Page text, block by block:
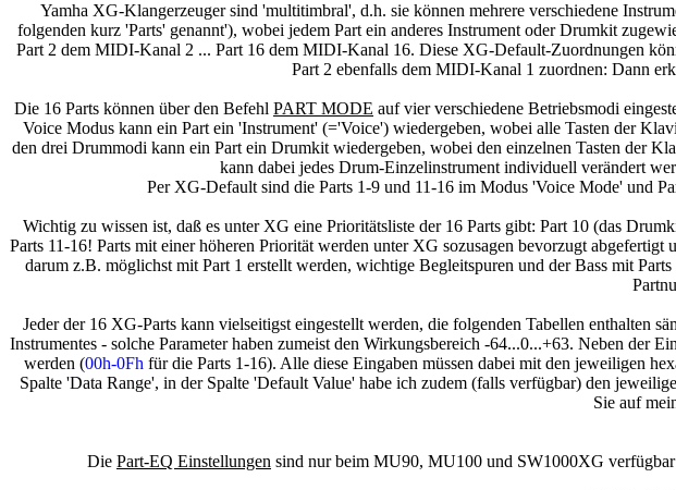
Yamha XG-Klangerzeuger sind 'multitimbral', d.h. sie können mehrere verschiedene
folgenden kurz 'Parts' genannt'), wobei jedem Part ein anderes Instrument oder Drumkit
Part 2 dem MIDI-Kanal 2 ... Part 16 dem MIDI-Kanal 16. Diese XG-Default-Zuordnungen
Part 2 ebenfalls dem MIDI-Kanal 1 zuordnen: Dann
Die 16 Parts können über den Befehl PART MODE auf vier verschiedene Betriebsmodi
Voice Modus kann ein Part ein 'Instrument' (='Voice') wiedergeben, wobei alle Tasten der
den drei Drummodi kann ein Part ein Drumkit wiedergeben, wobei den einzelnen Tasten der
kann dabei jedes Drum-Einzelinstrument individuell verändert
Per XG-Default sind die Parts 1-9 und 11-16 im Modus 'Voice Mode' und
Wichtig zu wissen ist, daß es unter XG eine Prioritätsliste der 16 Parts gibt: Part 10 (das
Parts 11-16! Parts mit einer höheren Priorität werden unter XG sozusagen bevorzugt
darum z.B. möglichst mit Part 1 erstellt werden, wichtige Begleitspuren und der Bass mit
Jeder der 16 XG-Parts kann vielseitigst eingestellt werden, die folgenden Tabellen enthalten
Instrumentes - solche Parameter haben zumeist den Wirkungsbereich -64...0...+63. Neben der
werden (00h-0Fh für die Parts 1-16). Alle diese Eingaben müssen dabei mit den jeweiligen
Spalte 'Data Range', in der Spalte 'Default Value' habe ich zudem (falls verfügbar) den
Sie auf
Die Part-EQ Einstellungen sind nur beim MU90, MU100 und SW1000XG